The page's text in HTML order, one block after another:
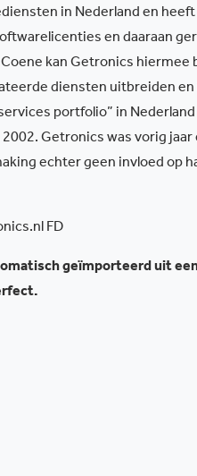
in Nederland en
en daaraan
Coene kan Getronics
diensten uitbreiden
portfolio” in
Getronics was vorig
echter geen invloed op
FD
geïmporteerd uit